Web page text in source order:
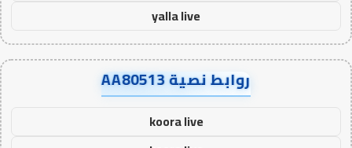
yalla live
روابط نصية AA80513
koora live